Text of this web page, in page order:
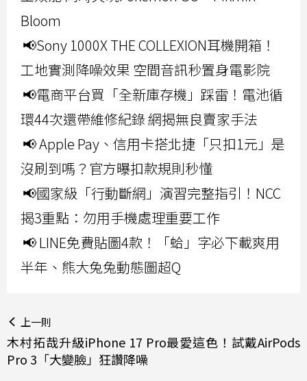
Bloom
📢Sony 1000X THE COLLEXION耳機開箱！
工地實測降噪效果 空間音訊秒置身電影院
📢電商平台買「全新庫存機」踩雷！電池循
環44次還帶維修紀錄 網揭無良賣家手法
📢 Apple Pay、信用卡搭北捷「只扣1元」是
沒刷到嗎？官方曝扣款規則秒懂
📢國家級「行動斷網」演習完整指引！NCC
揭3重點：勿用手機處理重要工作
📢 LINE免費貼圖4款！「蛤」字必下載爽用
半年、熊大兔兔動態圖超Q
上一則
木村拓哉升級iPhone 17 Pro最愛這色！試戴AirPods
Pro 3「大變臉」狂讚降噪